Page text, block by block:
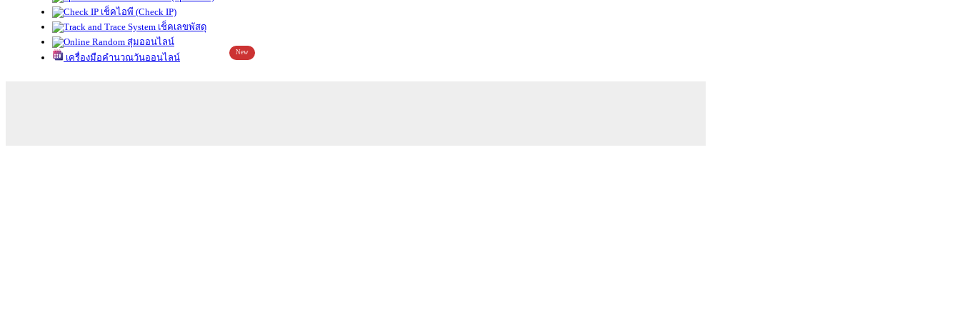
เช็คไอพี (Check IP)
เช็คเลขพัสดุ
สุ่มออนไลน์
เครื่องมือคำนวณวันออนไลน์
New